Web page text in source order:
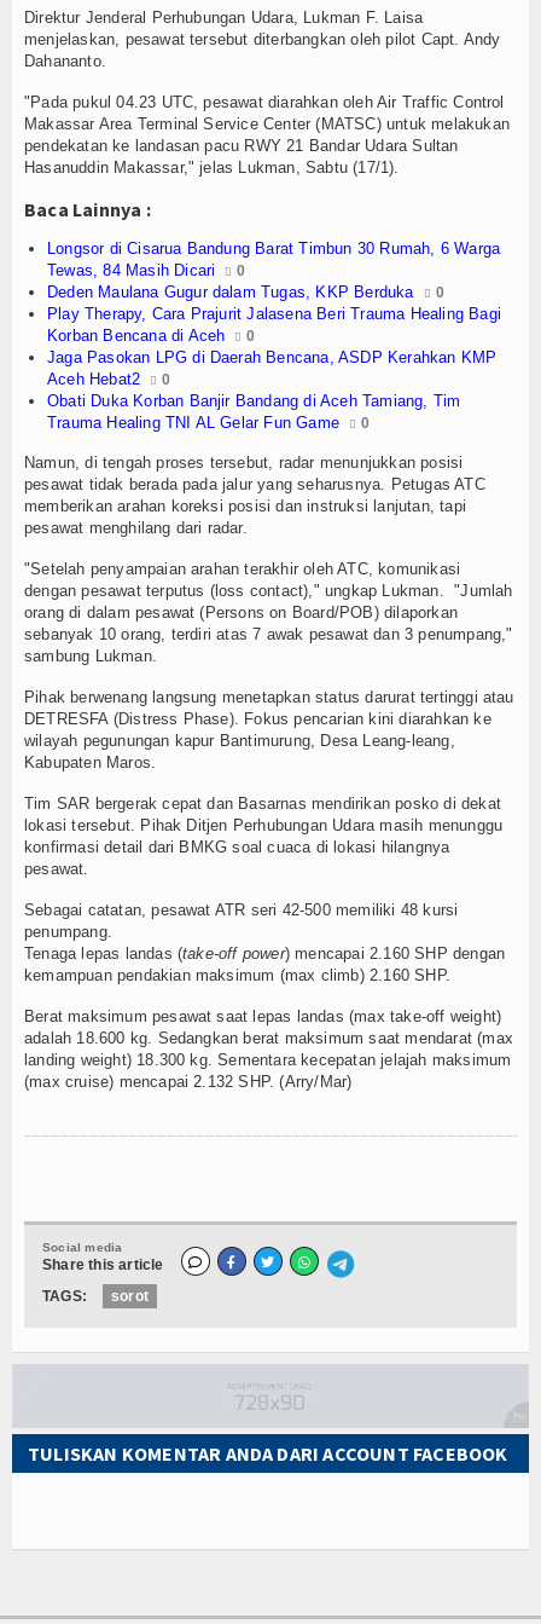
Perhubungan
Religi
Opini
Pelabuhan
Politik
Seni & Budaya
Sorot
Tauziah
Tokoh
Wisata
TV
Channel
Direktur Jenderal Perhubungan Udara, Lukman F. Laisa
menjelaskan, pesawat tersebut diterbangkan oleh pilot Capt. Andy
Dahananto.
"Pada pukul 04.23 UTC, pesawat diarahkan oleh Air Traffic Control
Makassar Area Terminal Service Center (MATSC) untuk melakukan
pendekatan ke landasan pacu RWY 21 Bandar Udara Sultan
Hasanuddin Makassar," jelas Lukman, Sabtu (17/1).
Baca Lainnya :
Longsor di Cisarua Bandung Barat Timbun 30 Rumah, 6 Warga
Tewas, 84 Masih Dicari
0
Deden Maulana Gugur dalam Tugas, KKP Berduka 0
Play Therapy, Cara Prajurit Jalasena Beri Trauma Healing Bagi
Korban Bencana di Aceh
0
Jaga Pasokan LPG di Daerah Bencana, ASDP Kerahkan KMP
Aceh Hebat2
0
Obati Duka Korban Banjir Bandang di Aceh Tamiang, Tim
Trauma Healing TNI AL Gelar Fun Game
0
Namun, di tengah proses tersebut, radar menunjukkan posisi
pesawat tidak berada pada jalur yang seharusnya. Petugas ATC
memberikan arahan koreksi posisi dan instruksi lanjutan, tapi
pesawat menghilang dari radar.
"Setelah penyampaian arahan terakhir oleh ATC, komunikasi
dengan pesawat terputus (loss contact)," ungkap Lukman. "Jumlah
orang di dalam pesawat (Persons on Board/POB) dilaporkan
sebanyak 10 orang, terdiri atas 7 awak pesawat dan 3 penumpang,"
sambung Lukman.
Pihak berwenang langsung menetapkan status darurat tertinggi atau
DETRESFA (Distress Phase). Fokus pencarian kini diarahkan ke
wilayah pegunungan kapur Bantimurung, Desa Leang-leang,
Kabupaten Maros.
Tim SAR bergerak cepat dan Basarnas mendirikan posko di dekat
lokasi tersebut. Pihak Ditjen Perhubungan Udara masih menunggu
konfirmasi detail dari BMKG soal cuaca di lokasi hilangnya
pesawat.
Sebagai catatan, pesawat ATR seri 42-500 memiliki 48 kursi
penumpang.
Tenaga lepas landas (take-off power) mencapai 2.160 SHP dengan
kemampuan pendakian maksimum (max climb) 2.160 SHP.
Berat maksimum pesawat saat lepas landas (max take-off weight)
adalah 18.600 kg. Sedangkan berat maksimum saat mendarat (max
landing weight) 18.300 kg. Sementara kecepatan jelajah maksimum
(max cruise) mencapai 2.132 SHP. (Arry/Mar)
Social media
Share this article
TAGS:
sorot
TULISKAN KOMENTAR ANDA DARI ACCOUNT FACEBOOK